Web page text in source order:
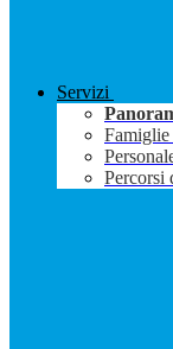
Servizi
Famiglie
Percorsi